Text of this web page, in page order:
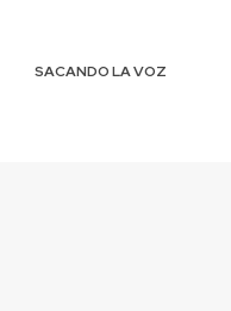
SACANDO LA VOZ